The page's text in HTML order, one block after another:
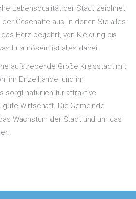
Lebensqualität der Stadt zeichnet
Geschäfte aus, in denen Sie alles
Herz begehrt, von Kleidung bis
Luxuriösem ist alles dabei.
aufstrebende Große Kreisstadt mit
im Einzelhandel und im
sorgt natürlich für attraktive
Wirtschaft. Die Gemeinde
Wachstum der Stadt und um das